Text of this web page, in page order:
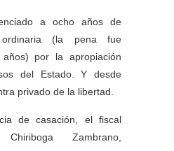
a ocho años de
ordinaria (la pena fue
por la apropiación
del Estado. Y desde
privado de la libertad.
de casación, el fiscal
Zambrano,